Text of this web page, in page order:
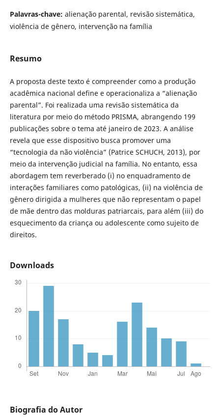
Palavras-chave: alienação parental, revisão sistemática,
violência de gênero, intervenção na família
Resumo
A proposta deste texto é compreender como a produção
acadêmica nacional define e operacionaliza a “alienação
parental”. Foi realizada uma revisão sistemática da
literatura por meio do método PRISMA, abrangendo 199
publicações sobre o tema até janeiro de 2023. A análise
revela que esse dispositivo busca promover uma
“tecnologia da não violência” (Patrice SCHUCH, 2013), por
meio da intervenção judicial na família. No entanto, essa
abordagem tem reverberado (i) no enquadramento de
interações familiares como patológicas, (ii) na violência de
gênero dirigida a mulheres que não representam o papel
de mãe dentro das molduras patriarcais, para além (iii) do
esquecimento da criança ou adolescente como sujeito de
direitos.
Downloads
Biografia do Autor